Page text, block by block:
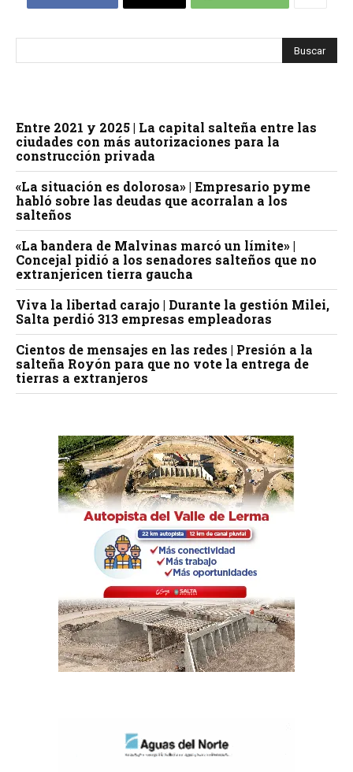
Entre 2021 y 2025 | La capital salteña entre las
ciudades con más autorizaciones para la
construcción privada
«La situación es dolorosa» | Empresario pyme
habló sobre las deudas que acorralan a los
salteños
«La bandera de Malvinas marcó un límite» |
Concejal pidió a los senadores salteños que no
extranjericen tierra gaucha
Viva la libertad carajo | Durante la gestión Milei,
Salta perdió 313 empresas empleadoras
Cientos de mensajes en las redes | Presión a la
salteña Royón para que no vote la entrega de
tierras a extranjeros